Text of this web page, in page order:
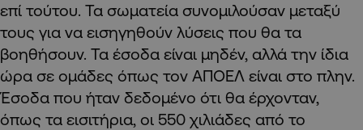
επί τούτου. Τα σωματεία συνομιλούσαν μεταξύ
τους για να εισηγηθούν λύσεις που θα τα
βοηθήσουν. Τα έσοδα είναι μηδέν, αλλά την ίδια
ώρα σε ομάδες όπως τον ΑΠΟΕΛ είναι στο πλην.
Έσοδα που ήταν δεδομένο ότι θα έρχονταν,
όπως τα εισιτήρια, οι 550 χιλιάδες από το